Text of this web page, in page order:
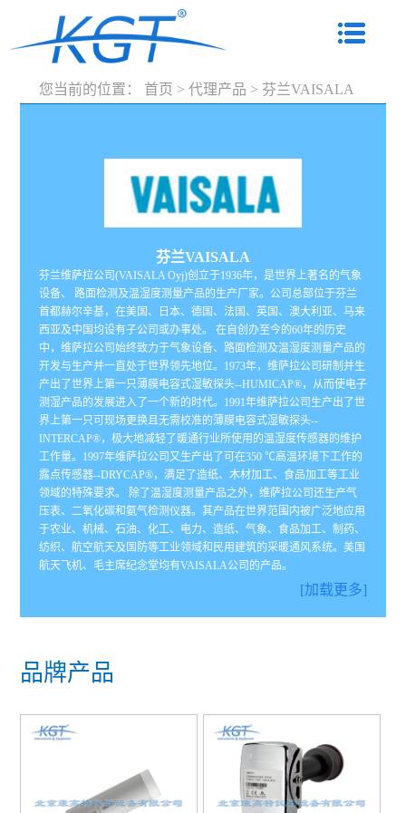
您当前的位置： 首页 > 代理产品 > 芬兰VAISALA
芬兰VAISALA
芬兰维萨拉公司(VAISALA Oyj)创立于1936年，是世界上著名的气象
设备、 路面检测及温湿度测量产品的生产厂家。公司总部位于芬兰
首都赫尔辛基，在美国、日本、德国、法国、英国、澳大利亚、马来
西亚及中国均设有子公司或办事处。 在自创办至今的60年的历史
中，维萨拉公司始终致力于气象设备、路面检测及温湿度测量产品的
开发与生产并一直处于世界领先地位。1973年，维萨拉公司研制并生
产出了世界上第一只薄膜电容式湿敏探头--HUMICAP®，从而使电子
测湿产品的发展进入了一个新的时代。1991年维萨拉公司生产出了世
界上第一只可现场更换且无需校准的薄膜电容式湿敏探头--
INTERCAP®，极大地减轻了暖通行业所使用的温湿度传感器的维护
工作量。1997年维萨拉公司又生产出了可在350 ℃高温环境下工作的
露点传感器--DRYCAP®，满足了造纸、木材加工、食品加工等工业
领域的特殊要求。 除了温湿度测量产品之外，维萨拉公司还生产气
压表、二氧化碳和氨气检测仪器。其产品在世界范围内被广泛地应用
于农业、机械、石油、化工、电力、造纸、气象、食品加工、制药、
纺织、航空航天及国防等工业领域和民用建筑的采暖通风系统。美国
航天飞机、毛主席纪念堂均有VAISALA公司的产品。
[加载更多]
品牌产品